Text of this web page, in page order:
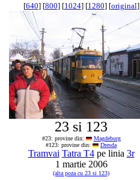
[640] [800] [1024] [1280] [original]
23 si 123
#23: provine din:
Magdeburg
#123: provine din:
Dresda
Tramvai Tatra T4pe linia 3r
1 martie 2006
(alta poza cu 23 si 123)